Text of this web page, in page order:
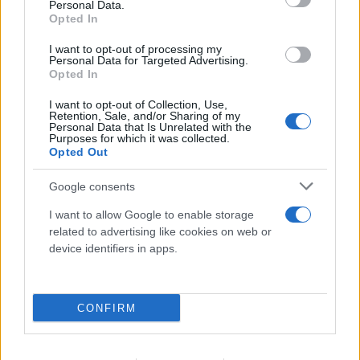
Personal Data.
Opted In
I want to opt-out of processing my
Personal Data for Targeted Advertising.
Opted In
I want to opt-out of Collection, Use,
Retention, Sale, and/or Sharing of my
Personal Data that Is Unrelated with the
Purposes for which it was collected.
Opted Out
Google consents
I want to allow Google to enable storage
related to advertising like cookies on web or
device identifiers in apps.
CONFIRM
Λένα Σαμαρά: Σε κλίμα συγκίνησης το ετήσιο
μνημόσυνο για την κόρη του Αντώνη Σαμαρά
07.08.2026